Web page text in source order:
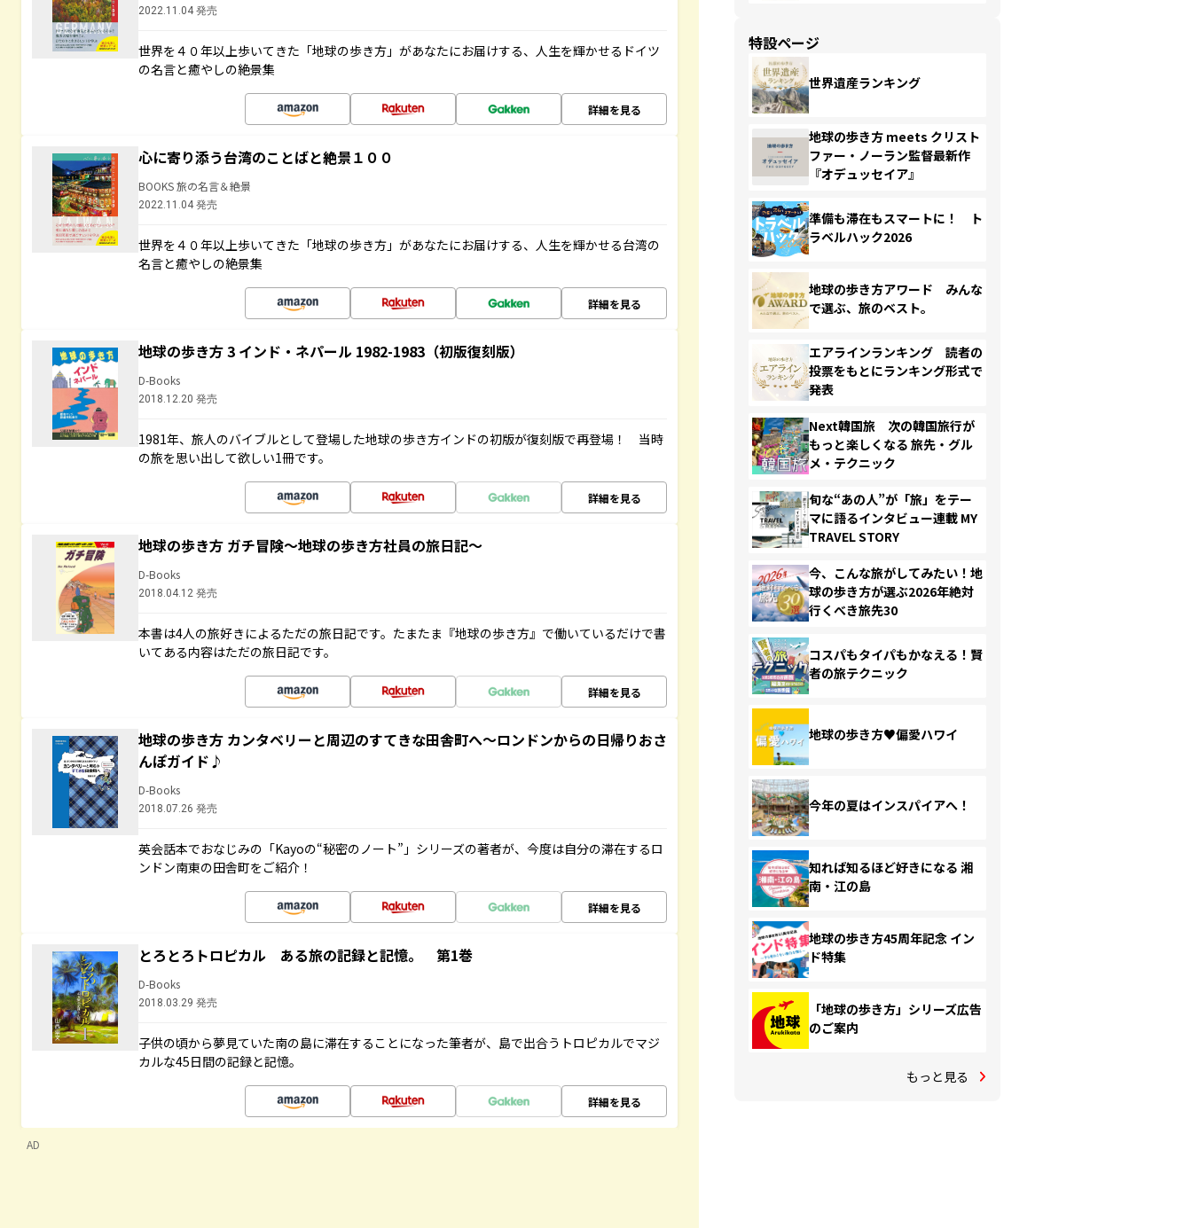
2022.11.04 発売
世界を４０年以上歩いてきた「地球の歩き方」があなたにお届けする、人生を輝かせるドイツ
の名言と癒やしの絶景集
詳細を見る
心に寄り添う台湾のことばと絶景１００
BOOKS 旅の名言＆絶景
2022.11.04 発売
世界を４０年以上歩いてきた「地球の歩き方」があなたにお届けする、人生を輝かせる台湾の
名言と癒やしの絶景集
詳細を見る
地球の歩き方 3 インド・ネパール 1982-1983（初版復刻版）
D-Books
2018.12.20 発売
1981年、旅人のバイブルとして登場した地球の歩き方インドの初版が復刻版で再登場！ 当時
の旅を思い出して欲しい1冊です。
詳細を見る
地球の歩き方 ガチ冒険～地球の歩き方社員の旅日記～
D-Books
2018.04.12 発売
本書は4人の旅好きによるただの旅日記です。たまたま『地球の歩き方』で働いているだけで書
いてある内容はただの旅日記です。
詳細を見る
地球の歩き方 カンタベリーと周辺のすてきな田舎町へ～ロンドンからの日帰りおさ
んぽガイド♪
D-Books
2018.07.26 発売
英会話本でおなじみの「Kayoの“秘密のノート”」シリーズの著者が、今度は自分の滞在するロ
ンドン南東の田舎町をご紹介！
詳細を見る
とろとろトロピカル ある旅の記録と記憶。 第1巻
D-Books
2018.03.29 発売
子供の頃から夢見ていた南の島に滞在することになった筆者が、島で出合うトロピカルでマジ
カルな45日間の記録と記憶。
詳細を見る
AD
特設ページ
世界遺産ランキング
地球の歩き方 meets クリスト
ファー・ノーラン監督最新作
『オデュッセイア』
準備も滞在もスマートに！ ト
ラベルハック2026
地球の歩き方アワード みんな
で選ぶ、旅のベスト。
エアラインランキング 読者の
投票をもとにランキング形式で
発表
Next韓国旅 次の韓国旅行が
もっと楽しくなる 旅先・グル
メ・テクニック
旬な“あの人”が「旅」をテー
マに語るインタビュー連載 MY
TRAVEL STORY
今、こんな旅がしてみたい！地
球の歩き方が選ぶ2026年絶対
行くべき旅先30
コスパもタイパもかなえる！賢
者の旅テクニック
地球の歩き方♥偏愛ハワイ
今年の夏はインスパイアへ！
知れば知るほど好きになる 湘
南・江の島
地球の歩き方45周年記念 イン
ド特集
「地球の歩き方」シリーズ広告
のご案内
もっと見る